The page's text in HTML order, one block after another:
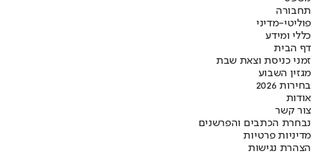
תחבורה
פוליטי-מדיני
כללי ומידע
דף הבית
זמני כניסת וצאת שבת
מגזין השבוע
בחירות 2026
אודות
צור קשר
נבחרת הכתבים והפרשנים
מדיניות פרטיות
הצהרת נגישות